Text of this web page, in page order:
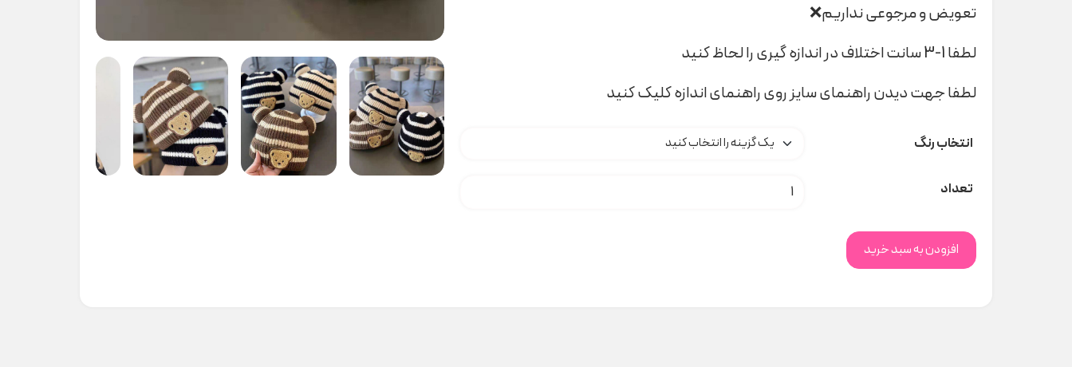
تعویض و مرجوعی نداریم❌
لطفا 1-3 سانت اختلاف در اندازه گیری را لحاظ کنید
لطفا جهت دیدن راهنمای سایز روی راهنمای اندازه کلیک کنید
انتخاب رنگ
تعداد کلاه راه راه تدی کد H000514 عدد
افزودن به سبد خرید